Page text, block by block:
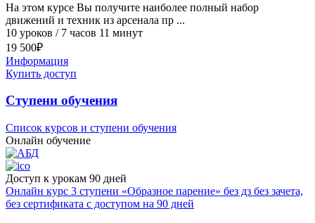
На этом курсе Вы получите наиболее полный набор
движений и техник из арсенала пр ...
10 уроков / 7 часов 11 минут
19 500₽
Информация
Купить доступ
Cтупени обучения
Список курсов и ступени обучения
Онлайн обучение
Доступ к урокам 90 дней
Онлайн курс 3 ступени «Образное парение» без дз без зачета,
без сертификата с доступом на 90 дней